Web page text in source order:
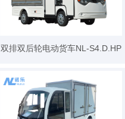
双排双后轮电动货车NL-S4.D.HP